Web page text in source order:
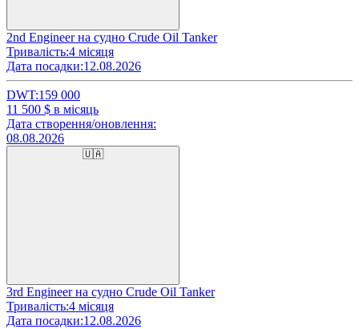
2nd Engineer на судно Crude Oil Tanker
Тривалість:4 місяця
Дата посадки:12.08.2026
DWT:159 000
11 500 $ в місяць
Дата створення/оновлення:
08.08.2026
🇺🇦
3rd Engineer на судно Crude Oil Tanker
Тривалість:4 місяця
Дата посадки:12.08.2026